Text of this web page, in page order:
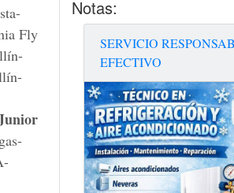
Fly
Notas:
SERVICIO
EFECTIVO